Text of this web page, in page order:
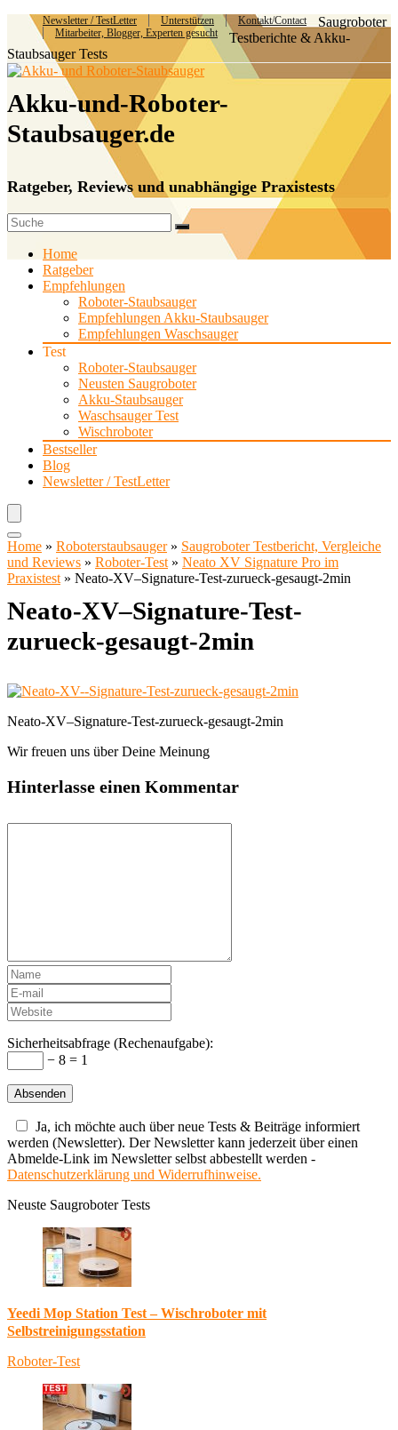
Newsletter / TestLetter Unterstützen
Kontakt/Contact
Mitarbeiter, Blogger, Experten gesucht
Saugroboter
Testberichte & Akku-
Staubsauger Tests
Akku-und-Roboter-
Staubsauger.de
Ratgeber, Reviews und unabhängige Praxistests
Home
Ratgeber
Empfehlungen
Roboter-Staubsauger
Empfehlungen Akku-Staubsauger
Empfehlungen Waschsauger
Test
Roboter-Staubsauger
Neusten Saugroboter
Akku-Staubsauger
Waschsauger Test
Wischroboter
Bestseller
Blog
Newsletter / TestLetter
Home » Roboterstaubsauger» Saugroboter Testbericht, Vergleiche
und Reviews » Roboter-Test » Neato XV Signature Pro im
Praxistest » Neato-XV–Signature-Test-zurueck-gesaugt-2min
Neato-XV–Signature-Test-
zurueck-gesaugt-2min
Neato-XV–Signature-Test-zurueck-gesaugt-2min
Wir freuen uns über Deine Meinung
Hinterlasse einen Kommentar
Sicherheitsabfrage (Rechenaufgabe):
− 8 = 1
Ja, ich möchte auch über neue Tests & Beiträge informiert
werden (Newsletter). Der Newsletter kann jederzeit über einen
Abmelde-Link im Newsletter selbst abbestellt werden -
Datenschutzerklärung und Widerrufhinweise.
Neuste Saugroboter Tests
Yeedi Mop Station Test – Wischroboter mit
Selbstreinigungsstation
Roboter-Test